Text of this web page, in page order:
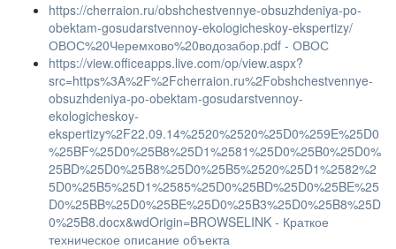
https://cherraion.ru/obshchestvennye-obsuzhdeniya-po-
obektam-gosudarstvennoy-ekologicheskoy-ekspertizy/
ОВОС%20Черемхово%20водозабор.pdf - ОВОС
https://view.officeapps.live.com/op/view.aspx?
src=https%3A%2F%2Fcherraion.ru%2Fobshchestvennye-
obsuzhdeniya-po-obektam-gosudarstvennoy-
ekologicheskoy-
ekspertizy%2F22.09.14%2520%2520%25D0%259E%25D0
%25BF%25D0%25B8%25D1%2581%25D0%25B0%25D0%
25BD%25D0%25B8%25D0%25B5%2520%25D1%2582%2
5D0%25B5%25D1%2585%25D0%25BD%25D0%25BE%25
D0%25BB%25D0%25BE%25D0%25B3%25D0%25B8%25D
0%25B8.docx&wdOrigin=BROWSELINK - Краткое
техническое описание объекта